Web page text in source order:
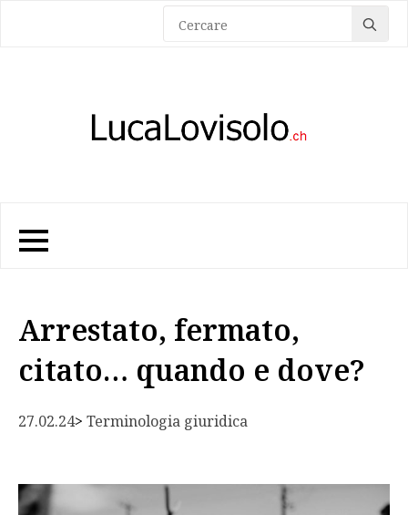
for:
Arrestato, fermato,
citato… quando e dove?
27.02.24> Terminologia giuridica